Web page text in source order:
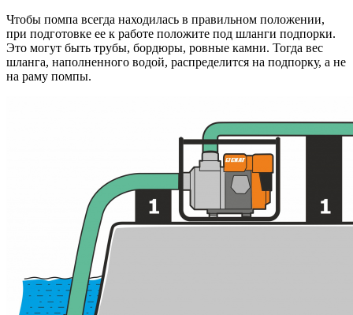
Чтобы помпа всегда находилась в правильном положении,
при подготовке ее к работе положите под шланги подпорки.
Это могут быть трубы, бордюры, ровные камни. Тогда вес
шланга, наполненного водой, распределится на подпорку, а не
на раму помпы.